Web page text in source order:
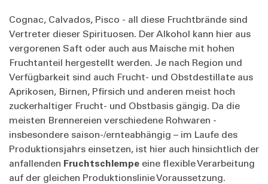
Cognac, Calvados, Pisco - all diese Fruchtbrände sind
Vertreter dieser Spirituosen. Der Alkohol kann hier aus
vergorenen Saft oder auch aus Maische mit hohen
Fruchtanteil hergestellt werden. Je nach Region und
Verfügbarkeit sind auch Frucht- und Obstdestillate aus
Aprikosen, Birnen, Pfirsich und anderen meist hoch
zuckerhaltiger Frucht- und Obstbasis gängig. Da die
meisten Brennereien verschiedene Rohwaren -
insbesondere saison-/ernteabhängig – im Laufe des
Produktionsjahrs einsetzen, ist hier auch hinsichtlich der
anfallenden Fruchtschlempe eine flexible Verarbeitung
auf der gleichen Produktionslinie Voraussetzung.